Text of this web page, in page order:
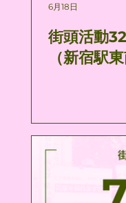
街頭活動
（新宿駅
6月18日